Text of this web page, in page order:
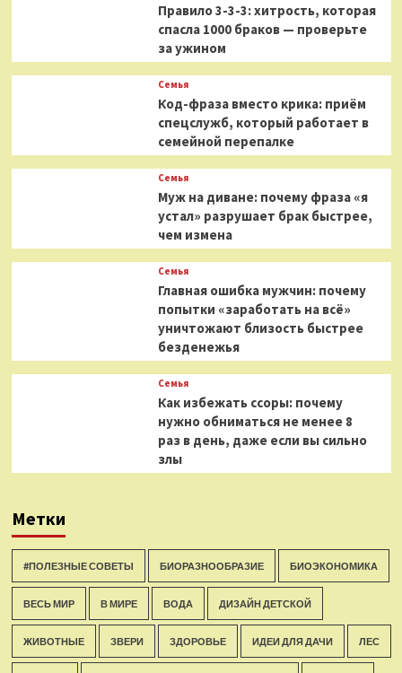
Правило 3-3-3: хитрость, которая
спасла 1000 браков — проверьте
за ужином
Семья
Код-фраза вместо крика: приём
спецслужб, который работает в
семейной перепалке
Семья
Муж на диване: почему фраза «я
устал» разрушает брак быстрее,
чем измена
Семья
Главная ошибка мужчин: почему
попытки «заработать на всё»
уничтожают близость быстрее
безденежья
Семья
Как избежать ссоры: почему
нужно обниматься не менее 8
раз в день, даже если вы сильно
злы
Метки
#ПОЛЕЗНЫЕ СОВЕТЫ БИОРАЗНООБРАЗИЕ БИОЭКОНОМИКА
ВЕСЬ МИР В МИРЕ ВОДА ДИЗАЙН ДЕТСКОЙ
ЖИВОТНЫЕ ЗВЕРИ ЗДОРОВЬЕ ИДЕИ ДЛЯ ДАЧИ ЛЕС